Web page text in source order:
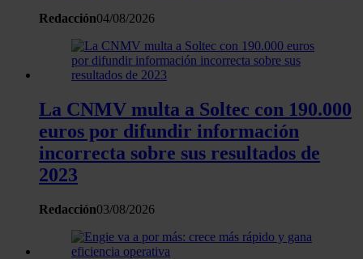
Redacción04/08/2026
La CNMV multa a Soltec con 190.000
euros por difundir información
incorrecta sobre sus resultados de
2023
Redacción03/08/2026